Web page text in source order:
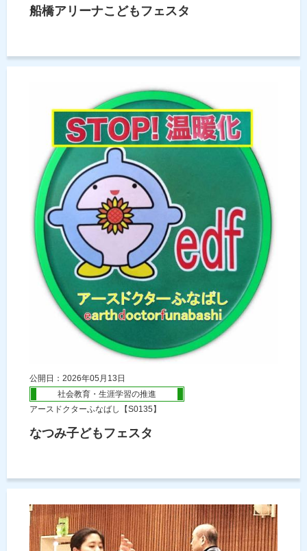
船橋アリーナこどもフェスタ
公開日：2026年05月13日
社会教育・生涯学習の推進
アースドクターふなばし【S0135】
なつみ子どもフェスタ